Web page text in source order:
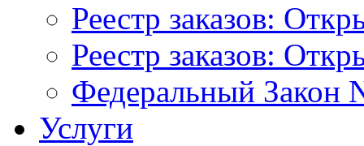
Реестр заказов:
Реестр заказов:
Федеральный Закон
Услуги